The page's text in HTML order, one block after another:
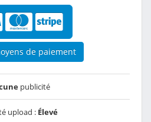
de paiement
publicité
upload : Élevé